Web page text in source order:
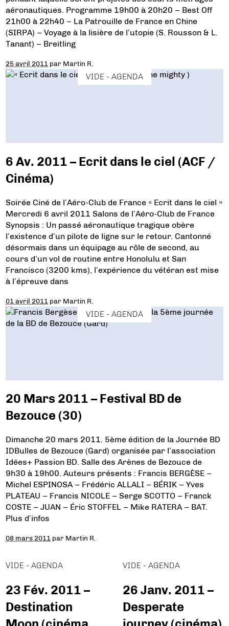
aéronautiques. Programme 19h00 à 20h20 – Best Off
21h00 à 22h40 – La Patrouille de France en Chine
(SIRPA) – Voyage à la lisière de l’utopie (S. Rousson & L.
Tanant) – Breitling
25 avril 2011 par Martin R.
VIDE - AGENDA
6 Av. 2011 – Ecrit dans le ciel (ACF /
Cinéma)
Soirée Ciné de l’Aéro-Club de France « Ecrit dans le ciel »
Mercredi 6 avril 2011 Salons de l’Aéro-Club de France
Synopsis : Un passé aéronautique tragique obère
l’existence d’un pilote de ligne sur le retour. Cantonné
désormais dans un équipage au rôle de second, au
cours d’un vol de routine entre Honolulu et San
Francisco (3200 kms), l’expérience du vétéran est mise
à l’épreuve dans
01 avril 2011 par Martin R.
VIDE - AGENDA
20 Mars 2011 – Festival BD de
Bezouce (30)
Dimanche 20 mars 2011. 5ème édition de la Journée BD
IDBulles de Bezouce (Gard) organisée par l’association
Idées+ Passion BD. Salle des Arènes de Bezouce de
9h30 à 19h00. Auteurs présents : Francis BERGÈSE –
Michel ESPINOSA – Frédéric ALLALI – BÉRIK – Yves
PLATEAU – Francis NICOLE – Serge SCOTTO – Franck
COSTE – JUAN – Éric STOFFEL – Mike RATERA – BAT.
Plus d’infos
08 mars 2011 par Martin R.
VIDE - AGENDA
23 Fév. 2011 –
Destination
VIDE - AGENDA
26 Janv. 2011 –
Desperate